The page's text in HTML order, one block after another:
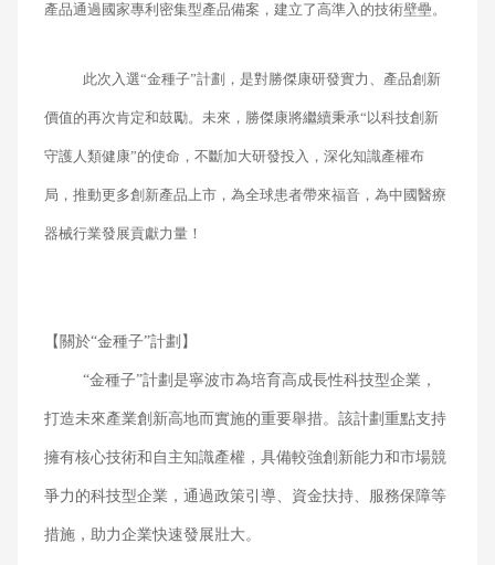
產品通過國家專利密集型產品備案，建立了高準入的技術壁壘。
此次入選“金種子”計劃，是對勝傑康研發實力、產品創新
價值的再次肯定和鼓勵。未來，勝傑康將繼續秉承“以科技創新
守護人類健康”的使命，不斷加大研發投入，深化知識產權布
局，推動更多創新產品上市，為全球患者帶來福音，為中國醫療
器械行業發展貢獻力量！
【關於“金種子”計劃】
“金種子”計劃是寧波市為培育高成長性科技型企業，
打造未來產業創新高地而實施的重要舉措。該計劃重點支持
擁有核心技術和自主知識產權，具備較強創新能力和市場競
爭力的科技型企業，通過政策引導、資金扶持、服務保障等
措施，助力企業快速發展壯大。